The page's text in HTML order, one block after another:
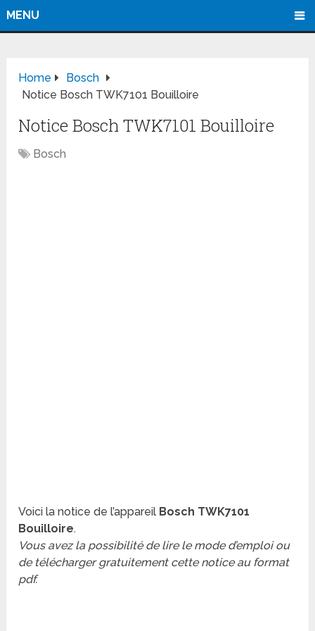
MENU
Home
Bosch
Notice Bosch TWK7101 Bouilloire
Notice Bosch TWK7101 Bouilloire
Bosch
Voici la notice de l’appareil Bosch TWK7101
Bouilloire.
Vous avez la possibilité de lire le mode d’emploi ou
de télécharger gratuitement cette notice au format
pdf.